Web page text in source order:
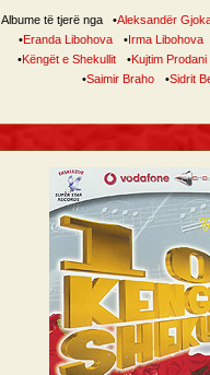
Albume të tjerë nga •Aleksandër
•Eranda Libohova •Irma Libohova
•Këngët e Shekullit •Kujtim Prodani
•Saimir Braho •Sidrit